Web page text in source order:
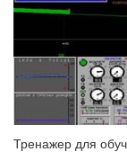
Тренажер для